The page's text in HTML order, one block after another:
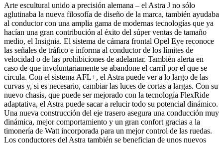
Arte escultural unido a precisión alemana – el Astra J no sólo
aglutinaba la nueva filosofía de diseño de la marca, también ayudaba
al conductor con una amplia gama de modernas tecnologías que ya
hacían una gran contribución al éxito del súper ventas de tamaño
medio, el Insignia. El sistema de cámara frontal Opel Eye reconoce
las señales de tráfico e informa al conductor de los límites de
velocidad o de las prohibiciones de adelantar. También alerta en
caso de que involuntariamente se abandone el carril por el que se
circula. Con el sistema AFL+, el Astra puede ver a lo largo de las
curvas y, si es necesario, cambiar las luces de cortas a largas. Con su
nuevo chasis, que puede ser mejorado con la tecnología FlexRide
adaptativa, el Astra puede sacar a relucir todo su potencial dinámico.
Una nueva construcción del eje trasero asegura una conducción muy
dinámica, mejor comportamiento y un gran confort gracias a la
timonería de Watt incorporada para un mejor control de las ruedas.
Los conductores del Astra también se benefician de unos nuevos